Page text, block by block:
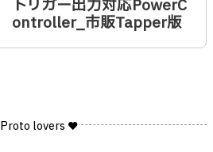
トリガー出力対応PowerC
ontroller_市販Tapper版
Proto lovers ♥